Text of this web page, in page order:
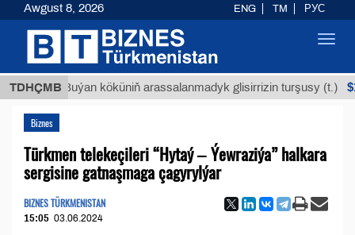
TDHÇMB
Buýan köküniň arassalanmadyk glisirrizin turşusy (t.)
Biznes
Türkmen telekeçileri “Hytaý ‒ Ýewraziýa” halkara
sergisine gatnaşmaga çagyrylýar
BIZNES TÜRKMENISTAN
15:05 03.06.2024
Awgust 8, 2026 ENG TM РУС